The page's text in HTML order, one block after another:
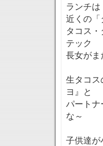
ランチ
近くの「
タコス
テック
長女がま
生タコス
ヨ』と
パート
な～
子供達